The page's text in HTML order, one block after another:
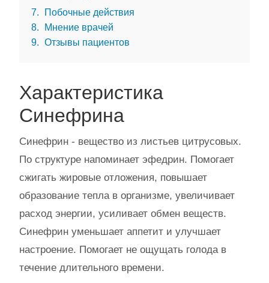
7
Побочные действия
8
Мнение врачей
9
Отзывы пациентов
Характеристика
Синефрина
Синефрин - вещество из листьев цитрусовых.
По структуре напоминает эфедрин. Помогает
сжигать жировые отложения, повышает
образование тепла в организме, увеличивает
расход энергии, усиливает обмен веществ.
Синефрин уменьшает аппетит и улучшает
настроение. Помогает не ощущать голода в
течение длительного времени.